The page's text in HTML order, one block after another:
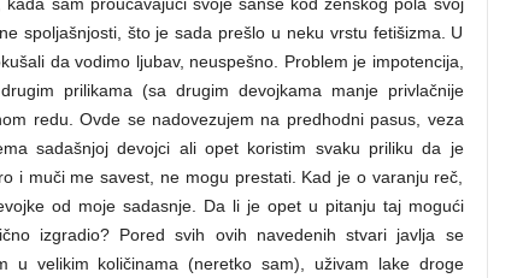
spoljašnjosti, što je sada prešlo u neku vrstu fetišizma. U
da vodimo ljubav, neuspešno. Problem je impotencija,
prilikama (sa drugim devojkama manje privlačnije
redu. Ovde se nadovezujem na predhodni pasus, veza
sadašnjoj devojci ali opet koristim svaku priliku da je
i muči me savest, ne mogu prestati. Kad je o varanju reč,
od moje sadasnje. Da li je opet u pitanju taj mogući
izgradio? Pored svih ovih navedenih stvari javlja se
u velikim količinama (neretko sam), uživam lake droge